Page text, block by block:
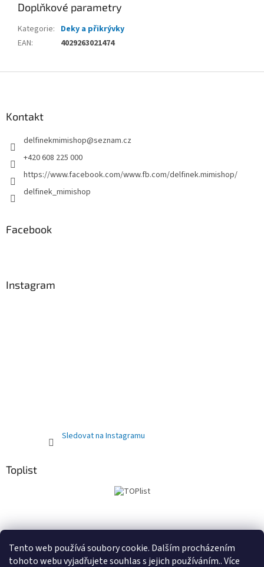
Tento web používá soubory cookie. Dalším procházením
tohoto webu vyjadřujete souhlas s jejich používáním.. Více
Doplňkové parametry
Kategorie: Deky a přikrývky
EAN: 4029263021474
Kontakt
delfinekmimishop@seznam.cz
+420 608 225 000
https://www.facebook.com/www.fb.com/delfinek.mimishop/
delfinek_mimishop
Facebook
Instagram
Sledovat na Instagramu
Toplist